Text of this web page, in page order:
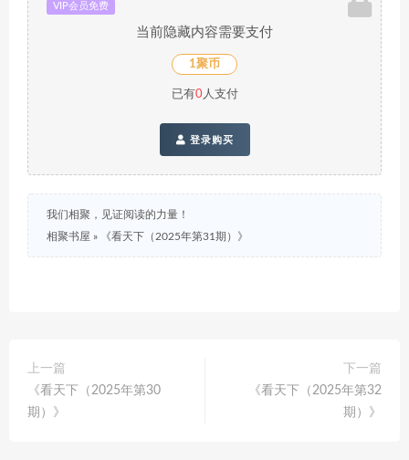
VIP会员免费
当前隐藏内容需要支付
1聚币
已有0人支付
登录购买
我们相聚，见证阅读的力量！
相聚书屋 » 《看天下（2025年第31期）》
上一篇
《看天下（2025年第30
期）》
下一篇
《看天下（2025年第32
期）》